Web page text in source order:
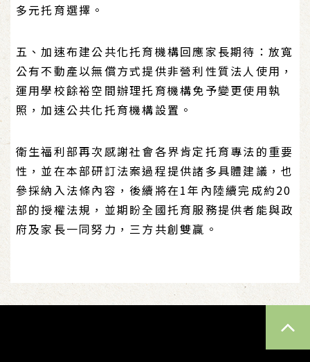
多元托育選擇。
五、加速布建公共化托育機構回應家長期待：放寬
公有不動產以無償方式提供非營利性質法人使用，
運用學校餘裕空間辦理托育機構免予變更使用執
照，加速公共化托育機構設置。
衛生福利部再次感謝社會各界肯定托育專法的重要
性，並在本部研訂法案過程提供諸多具體建議，也
參採納入法條內容，後續將在1年內陸續完成約20
部的授權法規，並期盼全國托育服務提供者能與政
府及家長一同努力，三方共創雙贏。